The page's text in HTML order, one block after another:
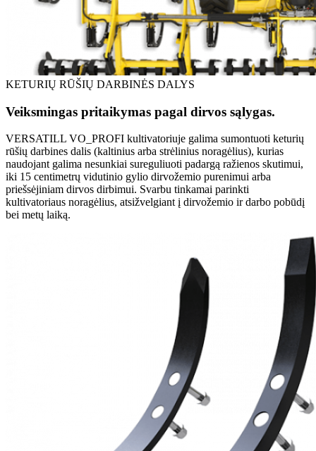
KETURIŲ RŪŠIŲ DARBINĖS DALYS
Veiksmingas pritaikymas pagal dirvos sąlygas.
VERSATILL VO_PROFI kultivatoriuje galima sumontuoti keturių
rūšių darbines dalis (kaltinius arba strėlinius noragėlius), kurias
naudojant galima nesunkiai sureguliuoti padargą ražienos skutimui,
iki 15 centimetrų vidutinio gylio dirvožemio purenimui arba
priešsėjiniam dirvos dirbimui. Svarbu tinkamai parinkti
kultivatoriaus noragėlius, atsižvelgiant į dirvožemio ir darbo pobūdį
bei metų laiką.